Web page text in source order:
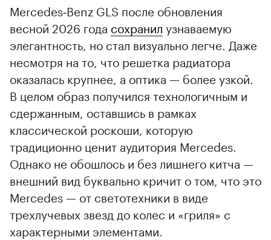
Mercedes‑Benz GLS после обновления
весной 2026 года сохранил узнаваемую
элегантность, но стал визуально легче. Даже
несмотря на то, что решетка радиатора
оказалась крупнее, а оптика — более узкой.
В целом образ получился технологичным и
сдержанным, оставшись в рамках
классической роскоши, которую
традиционно ценит аудитория Mercedes.
Однако не обошлось и без лишнего китча —
внешний вид буквально кричит о том, что это
Mercedes — от светотехники в виде
трехлучевых звезд до колес и «гриля» с
характерными элементами.